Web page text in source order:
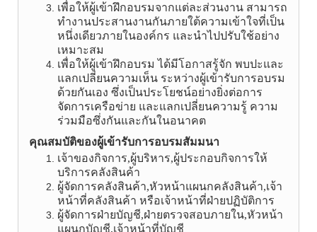
เพื่อให้ผู้เข้าฝึกอบรมจากแต่ละส่วนงาน สามารถ
ทำงานประสานงานกันภายใต้ความเข้าใจที่เป็น
หนึ่งเดียวภายในองค์กร และนำไปปรับใช้อย่าง
เหมาะสม
เพื่อให้ผู้เข้าฝึกอบรม ได้มีโอกาสรู้จัก พบปะและ
แลกเปลี่ยนความเห็น ระหว่างผู้เข้ารับการอบรม
ด้วยกันเอง ซึ่งเป็นประโยชน์อย่างยิ่งต่อการ
จัดการเครือข่าย และแลกเปลี่ยนความรู้ ความ
ร่วมมือซึ่งกันและกันในอนาคต
คุณสมบัติของผู้เข้ารับการอบรมสัมมนา
เจ้าของกิจการ,ผู้บริหาร,ผู้ประกอบกิจการให้
บริการคลังสินค้า
ผู้จัดการคลังสินค้า,หัวหน้าแผนกคลังสินค้า,เจ้า
หน้าที่คลังสินค้า หรือเจ้าหน้าที่ฝ่ายปฏิบัติการ
ผู้จัดการฝ่ายบัญชี,ฝ่ายตรวจสอบภายใน,หัวหน้า
แผนกบัญชี,เจ้าหน้าที่บัญชี